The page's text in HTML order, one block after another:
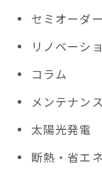
セミオーダ
リノベーシ
コラム
メンテナンス
太陽光発電
断熱・省エネ